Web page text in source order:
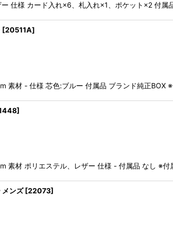
仕様 カード入れ×6、札入れ×1、ポケット×2 付属
[20511A]
素材 - 仕様 芯色:ブルー 付属品 ブランド純正BOX
]
材 ポリエステル、レザー 仕様 - 付属品 なし ※
メンズ [22073]